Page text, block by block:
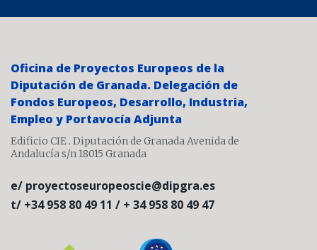
Oficina de Proyectos Europeos de la
Diputación de Granada. Delegación de
Fondos Europeos, Desarrollo, Industria,
Empleo y Portavocía Adjunta
Edificio CIE . Diputación de Granada Avenida de
Andalucía s/n 18015 Granada
e/ proyectoseuropeoscie@dipgra.es
t/ +34 958 80 49 11 / + 34 958 80 49 47